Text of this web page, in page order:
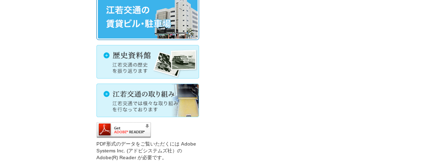
PDF形式のデータをご覧いただくには Adobe
Systems Inc. (アドビシステムズ社）の
Adobe(R) Reader が必要です。